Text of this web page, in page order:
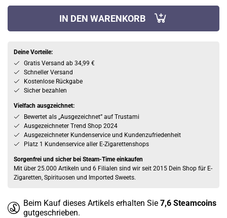
IN DEN WARENKORB
Deine Vorteile:
Gratis Versand ab 34,99 €
Schneller Versand
Kostenlose Rückgabe
Sicher bezahlen
Vielfach ausgzeichnet:
Bewertet als „Ausgezeichnet” auf Trustami
Ausgezeichneter Trend Shop 2024
Ausgezeichneter Kundenservice und Kundenzufriedenheit
Platz 1 Kundenservice aller E-Zigarettenshops
Sorgenfrei und sicher bei Steam-Time einkaufen
Mit über 25.000 Artikeln und 6 Filialen sind wir seit 2015 Dein Shop für E-
Zigaretten, Spirituosen und Imported Sweets.
Beim Kauf dieses Artikels erhalten Sie 7,6 Steamcoins
gutgeschrieben.